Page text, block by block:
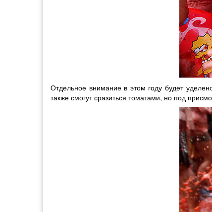
Отдельное внимание в этом году будет
также смогут сразиться томатами, но под